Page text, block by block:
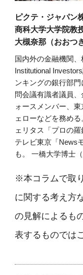
ピクテ・ジャパン
商科大学大学院教
大槻奈那（おおつ
国内外の金融機関、
Institutional
ンキングの銀行部
問会議有識者議員
ォースメンバー、
ェローなどを務め
ェリタス「プロの
テレビ東京「News
も。 一橋大学博士（
※本コラムで取
に関する考え方
の見解によるも
表するものでは